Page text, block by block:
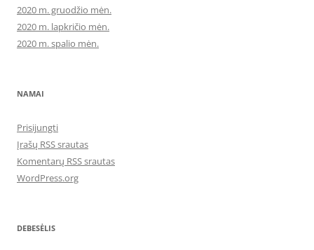
2020 m. gruodžio mėn.
2020 m. lapkričio mėn.
2020 m. spalio mėn.
NAMAI
Prisijungti
Įrašų RSS srautas
Komentarų RSS srautas
WordPress.org
DEBESĖLIS